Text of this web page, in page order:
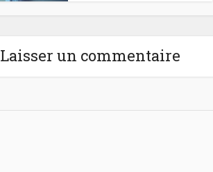
Laisser un commentaire